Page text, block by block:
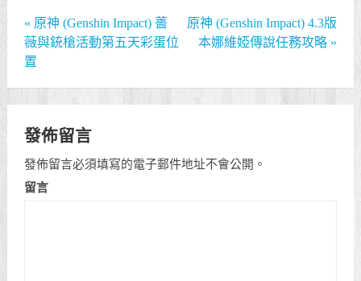
« 原神 (Genshin Impact) 薔
薇與銃槍活動第五天彩蛋位
置
原神 (Genshin Impact) 4.3版
本娜維婭傳說任務攻略 »
發佈留言
發佈留言必須填寫的電子郵件地址不會公開。
留言